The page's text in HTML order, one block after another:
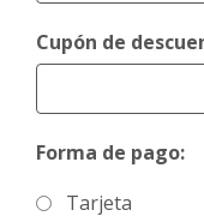
Cupón de
Forma de pago:
Tarjeta